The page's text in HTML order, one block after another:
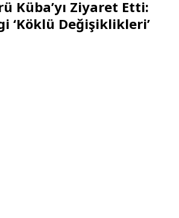
Küba’yı Ziyaret Etti:
‘Köklü Değişiklikleri’